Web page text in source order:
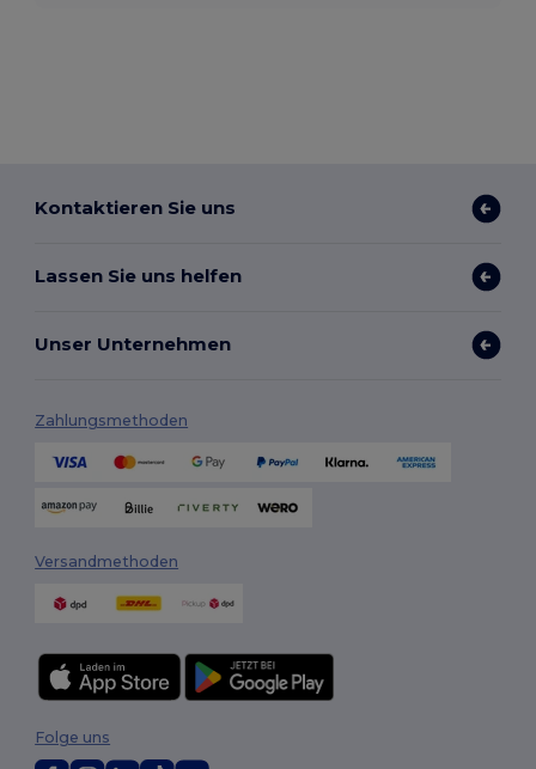
Kontaktieren Sie uns
Lassen Sie uns helfen
Unser Unternehmen
Zahlungsmethoden
Versandmethoden
Folge uns